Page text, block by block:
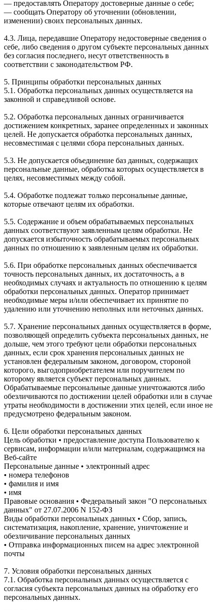
— предоставлять Оператору достоверные данные о себе;
— сообщать Оператору об уточнении (обновлении,
изменении) своих персональных данных.
4.3. Лица, передавшие Оператору недостоверные сведения о
себе, либо сведения о другом субъекте персональных данных
без согласия последнего, несут ответственность в
соответствии с законодательством РФ.
5. Принципы обработки персональных данных
5.1. Обработка персональных данных осуществляется на
законной и справедливой основе.
5.2. Обработка персональных данных ограничивается
достижением конкретных, заранее определенных и законных
целей. Не допускается обработка персональных данных,
несовместимая с целями сбора персональных данных.
5.3. Не допускается объединение баз данных, содержащих
персональные данные, обработка которых осуществляется в
целях, несовместимых между собой.
5.4. Обработке подлежат только персональные данные,
которые отвечают целям их обработки.
5.5. Содержание и объем обрабатываемых персональных
данных соответствуют заявленным целям обработки. Не
допускается избыточность обрабатываемых персональных
данных по отношению к заявленным целям их обработки.
5.6. При обработке персональных данных обеспечивается
точность персональных данных, их достаточность, а в
необходимых случаях и актуальность по отношению к целям
обработки персональных данных. Оператор принимает
необходимые меры и/или обеспечивает их принятие по
удалению или уточнению неполных или неточных данных.
5.7. Хранение персональных данных осуществляется в форме,
позволяющей определить субъекта персональных данных, не
дольше, чем этого требуют цели обработки персональных
данных, если срок хранения персональных данных не
установлен федеральным законом, договором, стороной
которого, выгодоприобретателем или поручителем по
которому является субъект персональных данных.
Обрабатываемые персональные данные уничтожаются либо
обезличиваются по достижении целей обработки или в случае
утраты необходимости в достижении этих целей, если иное не
предусмотрено федеральным законом.
6. Цели обработки персональных данных
Цель обработки • предоставление доступа Пользователю к
сервисам, информации и/или материалам, содержащимся на
Веб-сайте
Персональные данные • электронный адрес
• номера телефонов
• фамилия и имя
• имя
Правовые основания • Федеральный закон "О персональных
данных" от 27.07.2006 N 152-ФЗ
Виды обработки персональных данных • Сбор, запись,
систематизация, накопление, хранение, уничтожение и
обезличивание персональных данных
• Отправка информационных писем на адрес электронной
почты
7. Условия обработки персональных данных
7.1. Обработка персональных данных осуществляется с
согласия субъекта персональных данных на обработку его
персональных данных.